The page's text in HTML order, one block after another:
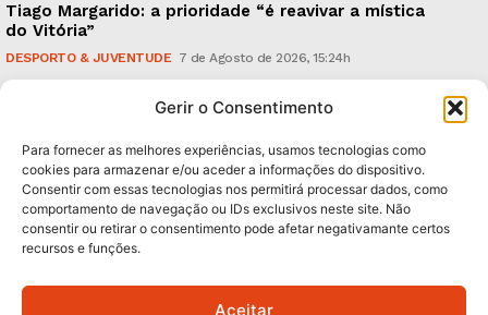
Gerir o Consentimento
Para fornecer as melhores experiências, usamos tecnologias como
cookies para armazenar e/ou aceder a informações do dispositivo.
Consentir com essas tecnologias nos permitirá processar dados, como
comportamento de navegação ou IDs exclusivos neste site. Não
consentir ou retirar o consentimento pode afetar negativamante certos
recursos e funções.
Aceitar
Tiago Margarido: a prioridade “é reavivar a mística
do Vitória”
DESPORTO & JUVENTUDE 7 de Agosto de 2026, 15:24h
caudais e antecipa situações de risco
Subscreva Newsletter: